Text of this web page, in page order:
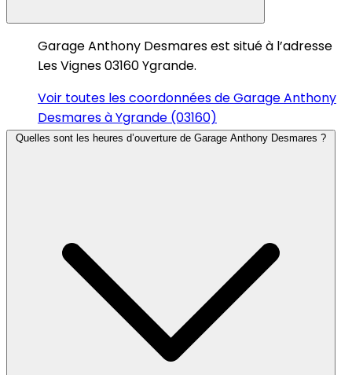
Garage Anthony Desmares est situé à l’adresse
Les Vignes 03160 Ygrande.
Voir toutes les coordonnées de Garage Anthony
Desmares à Ygrande (03160)
Quelles sont les heures d’ouverture de Garage Anthony Desmares ?